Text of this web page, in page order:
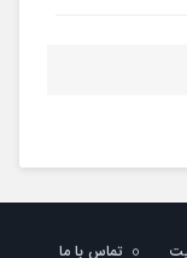
تماس با ما